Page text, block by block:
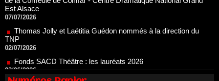
Thomas Jolly et Laëtitia Guédon nommés à la direction du
TNP
02/07/2026
Fonds SACD Théâtre : les lauréats 2026
23/06/2026
Dispositif ARTCENA Écrire pour le cirque, les lauréats 2026 !
20/06/2026